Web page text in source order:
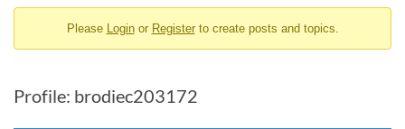
You
here:
Please Loginor Registerto create posts and topics.
Profile: brodiec203172